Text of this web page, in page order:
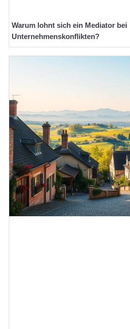
Warum lohnt sich ein Mediator bei
Unternehmenskonflikten?